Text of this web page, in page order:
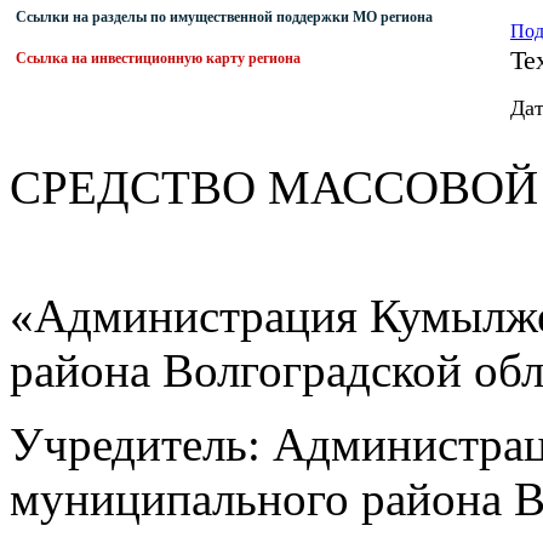
Ссылки на разделы по имущественной поддержки МО региона
Ссылка на инвестиционную карту региона
СРЕДСТВО
«Администрация
района Волгоградской
Учредитель:
муниципального района